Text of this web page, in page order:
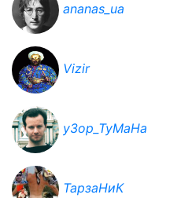
ananas_ua
Vizir
y3op_TyMaHa
ТарзаНиК